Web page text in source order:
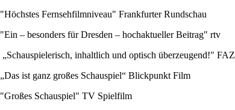
"Höchstes Fernsehfilmniveau" Frankfurter Rundschau
"Ein – besonders für Dresden – hochaktueller Beitrag" rtv
„Schauspielerisch, inhaltlich und optisch überzeugend!" FAZ
„Das ist ganz großes Schauspiel“ Blickpunkt Film
"Großes Schauspiel" TV Spielfilm